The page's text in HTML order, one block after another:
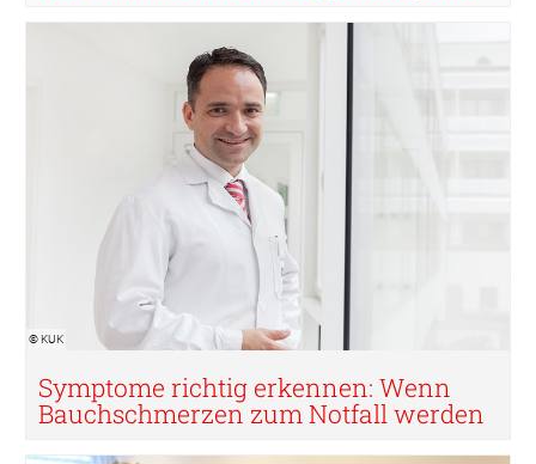
© KUK
Symptome richtig erkennen: Wenn
Bauchschmerzen zum Notfall werden